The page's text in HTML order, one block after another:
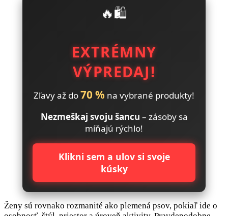
🔥🛍️
EXTRÉMNY
VÝPREDAJ!
Zľavy až do70 % na vybrané produkty!
Nezmeškaj svoju šancu – zásoby sa
míňajú rýchlo!
Klikni sem a ulov si svoje
kúsky
Ženy sú rovnako rozmanité ako plemená psov, pokiaľ ide o